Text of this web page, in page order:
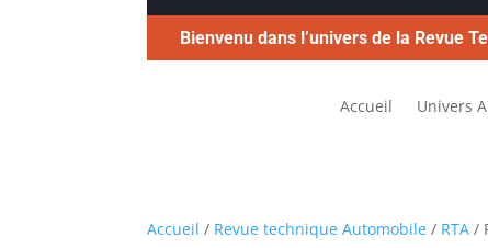
Bienvenu dans l’univers de la Revue
Accueil Univers
Accueil / Revue technique Automobile / RTA /